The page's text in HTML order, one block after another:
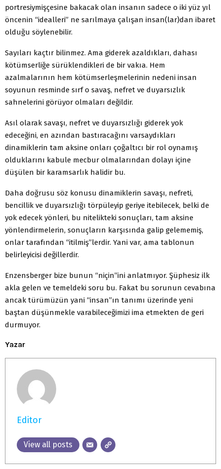
portresiymişçesine bakacak olan insanın sadece o iki yüz yıl
öncenin “idealleri” ne sarılmaya çalışan insan(lar)dan ibaret
olduğu söylenebilir.
Sayıları kaçtır bilinmez. Ama giderek azaldıkları, dahası
kötümserliğe sürüklendikleri de bir vakıa. Hem
azalmalarının hem kötümserleşmelerinin nedeni insan
soyunun resminde sırf o savaş, nefret ve duyarsızlık
sahnelerini görüyor olmaları değildir.
Asıl olarak savaşı, nefret ve duyarsızlığı giderek yok
edeceğini, en azından bastıracağını varsaydıkları
dinamiklerin tam aksine onları çoğaltıcı bir rol oynamış
olduklarını kabule mecbur olmalarından dolayı içine
düşülen bir karamsarlık halidir bu.
Daha doğrusu söz konusu dinamiklerin savaşı, nefreti,
bencillik ve duyarsızlığı törpüleyip geriye itebilecek, belki de
yok edecek yönleri, bu nitelikteki sonuçları, tam aksine
yönlendirmelerin, sonuçların karşısında galip gelememiş,
onlar tarafından “itilmiş”lerdir. Yani var, ama tablonun
belirleyicisi değillerdir.
Enzensberger bize bunun “niçin”ini anlatmıyor. Şüphesiz ilk
akla gelen ve temeldeki soru bu. Fakat bu sorunun cevabına
ancak türümüzün yani “insan”ın tanımı üzerinde yeni
baştan düşünmekle varabileceğimizi ima etmekten de geri
durmuyor.
Yazar
Editor
View all posts